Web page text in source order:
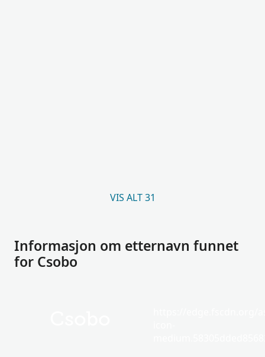
VIS ALT 31
Informasjon om etternavn funnet
for Csobo